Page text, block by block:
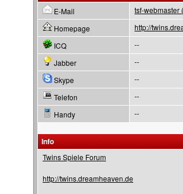
E-Mail
tsf-webmaster
Homepage
http://
ICQ
--
Jabber
--
Skype
--
Telefon
--
Handy
--
Info
Twins Spiele Forum
http://twins.dreamheaven.de